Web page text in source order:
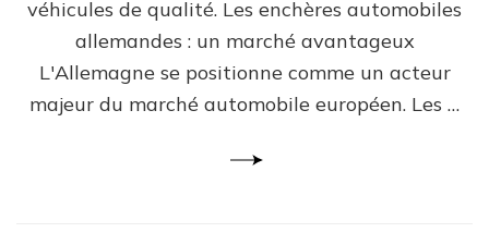
véhicules de qualité. Les enchères automobiles
allemandes : un marché avantageux
L'Allemagne se positionne comme un acteur
majeur du marché automobile européen. Les …